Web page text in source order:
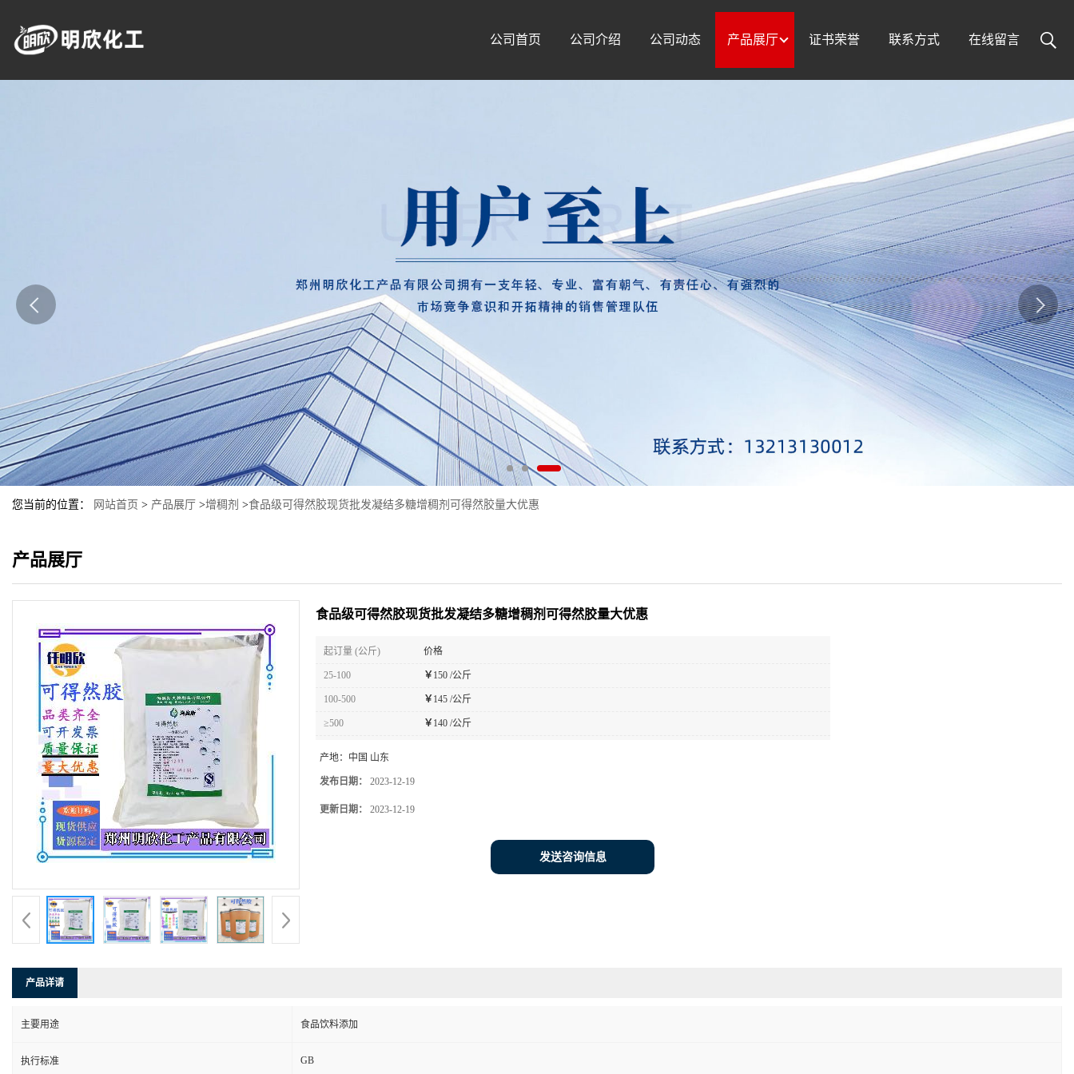
公司首页 公司介绍 公司动态 产品展厅 证书荣誉 联系方式 在线留言
您当前的位置： 网站首页 > 产品展厅 >增稠剂 >食品级可得然胶现货批发凝结多糖增稠剂可得然胶量大优惠
产品展厅
食品级可得然胶现货批发凝结多糖增稠剂可得然胶量大优惠
起订量 (公斤) 价格
25-100 ￥150 /公斤
100-500 ￥145 /公斤
≥500 ￥140 /公斤
产地： 中国 山东
发布日期： 2023-12-19
更新日期： 2023-12-19
发送咨询信息
产品详请
主要用途 食品饮料添加
执行标准 GB